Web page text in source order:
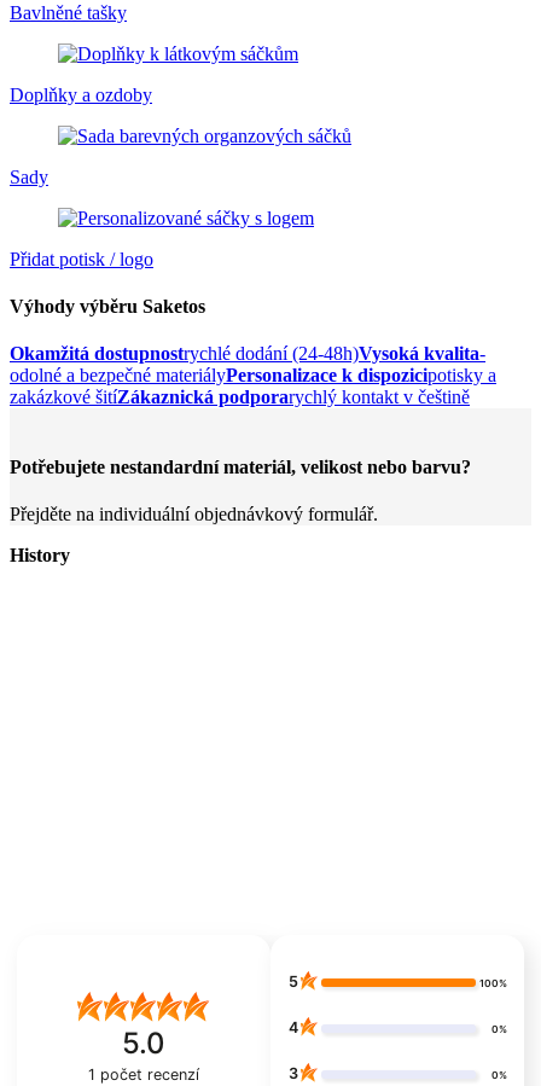
Bavlněné tašky
Doplňky a ozdoby
Sady
Přidat potisk / logo
Výhody výběru Saketos
Okamžitá dostupnostrychlé dodání (24-48h)Vysoká kvalita-
odolné a bezpečné materiályPersonalizace k dispozicipotisky a
zakázkové šitíZákaznická podporarychlý kontakt v češtině
Potřebujete nestandardní materiál, velikost nebo barvu?
Přejděte na individuální objednávkový formulář.
History
5.0
1 počet recenzí
5 100%
4 0%
3 0%